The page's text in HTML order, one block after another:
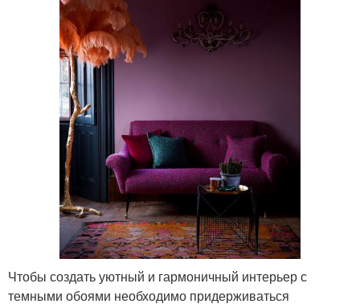
Чтобы создать уютный и гармоничный интерьер с
темными обоями необходимо придерживаться